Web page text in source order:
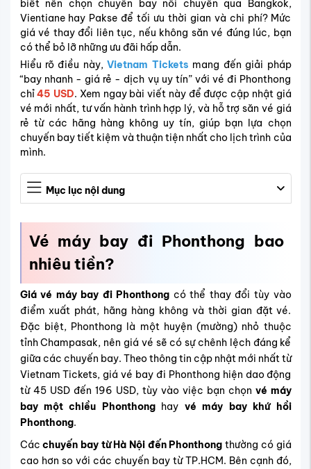
biết nên chọn chuyến bay nối chuyến qua Bangkok,
Vientiane hay Pakse để tối ưu thời gian và chi phí? Mức
giá vé thay đổi liên tục, nếu không săn vé đúng lúc, bạn
có thể bỏ lỡ những ưu đãi hấp dẫn.
Hiểu rõ điều này,Vietnam Tickets mang đến giải pháp
“bay nhanh - giá rẻ - dịch vụ uy tín” với vé đi Phonthong
chỉ45 USD. Xem ngay bài viết này để được cập nhật giá
vé mới nhất, tư vấn hành trình hợp lý, và hỗ trợ săn vé giá
rẻ từ các hãng hàng không uy tín, giúp bạn lựa chọn
chuyến bay tiết kiệm và thuận tiện nhất cho lịch trình của
mình.
Mục lục nội dung
Vé máy bay đi Phonthong bao
nhiêu tiền?
Giá vé máy bay đi Phonthong có thể thay đổi tùy vào
điểm xuất phát, hãng hàng không và thời gian đặt vé.
Đặc biệt, Phonthong là một huyện (mường) nhỏ thuộc
tỉnh Champasak, nên giá vé sẽ có sự chênh lệch đáng kể
giữa các chuyến bay. Theo thông tin cập nhật mới nhất từ
Vietnam Tickets, giá vé bay đi Phonthong hiện dao động
từ 45 USD đến 196 USD, tùy vào việc bạn chọn vé máy
bay một chiều Phonthonghay vé máy bay khứ hồi
Phonthong.
Cácchuyến bay từ Hà Nội đến Phonthong thường có giá
cao hơn so với các chuyến bay từ TP.HCM. Bên cạnh đó,